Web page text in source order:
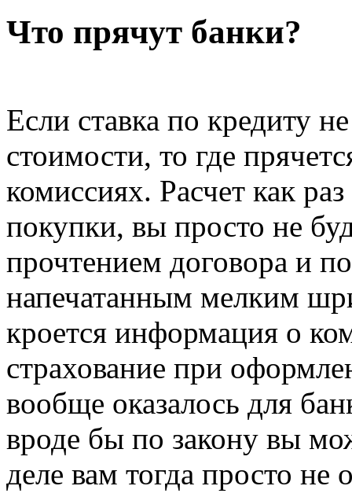
Что прячут банки?
Если ставка по кредиту
стоимости, то где
комиссиях. Расчет как
покупки, вы просто не
прочтением договора и
напечатанным мелким
кроется информация о
страхование при
вообще оказалось для
вроде бы по закону вы
деле вам тогда просто не